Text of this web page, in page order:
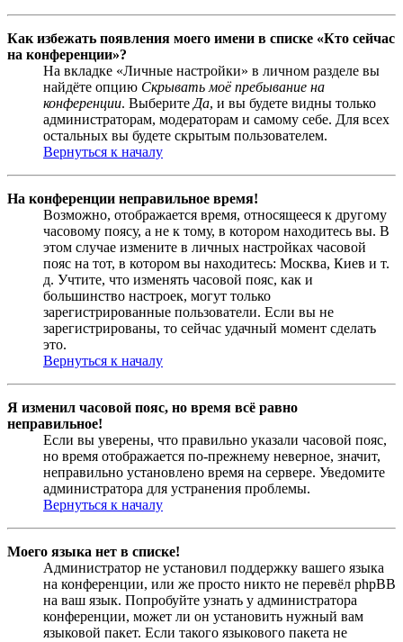
Как избежать появления моего имени в списке «Кто сейчас
на конференции»?
На вкладке «Личные настройки» в личном разделе вы
найдёте опцию Скрывать моё пребывание на
конференции. Выберите Да, и вы будете видны только
администраторам, модераторам и самому себе. Для всех
остальных вы будете скрытым пользователем.
Вернуться к началу
На конференции неправильное время!
Возможно, отображается время, относящееся к другому
часовому поясу, а не к тому, в котором находитесь вы. В
этом случае измените в личных настройках часовой
пояс на тот, в котором вы находитесь: Москва, Киев и т.
д. Учтите, что изменять часовой пояс, как и
большинство настроек, могут только
зарегистрированные пользователи. Если вы не
зарегистрированы, то сейчас удачный момент сделать
это.
Вернуться к началу
Я изменил часовой пояс, но время всё равно
неправильное!
Если вы уверены, что правильно указали часовой пояс,
но время отображается по-прежнему неверное, значит,
неправильно установлено время на сервере. Уведомите
администратора для устранения проблемы.
Вернуться к началу
Моего языка нет в списке!
Администратор не установил поддержку вашего языка
на конференции, или же просто никто не перевёл phpBB
на ваш язык. Попробуйте узнать у администратора
конференции, может ли он установить нужный вам
языковой пакет. Если такого языкового пакета не